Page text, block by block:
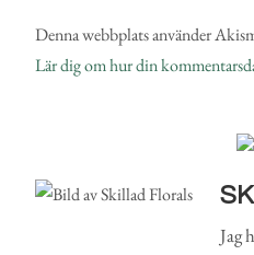
Denna webbplats använder
Lär dig om hur din
Jag